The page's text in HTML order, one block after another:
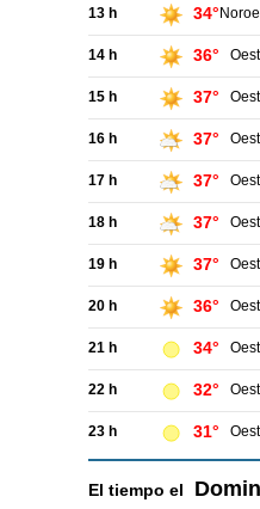
13 h 34°
14 h 36°
15 h 37°
16 h 37°
17 h 37°
18 h 37°
19 h 37°
20 h 36°
21 h 34°
22 h 32°
23 h 31°
El tiempo el